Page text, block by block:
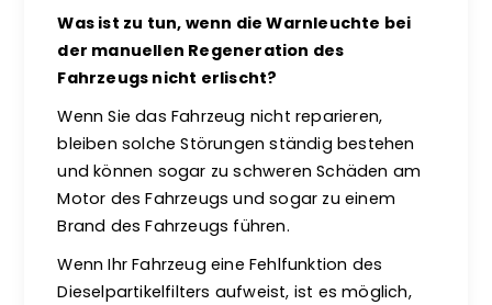
Was ist zu tun, wenn die Warnleuchte bei
der manuellen Regeneration des
Fahrzeugs nicht erlischt?
Wenn Sie das Fahrzeug nicht reparieren,
bleiben solche Störungen ständig bestehen
und können sogar zu schweren Schäden am
Motor des Fahrzeugs und sogar zu einem
Brand des Fahrzeugs führen.
Wenn Ihr Fahrzeug eine Fehlfunktion des
Dieselpartikelfilters aufweist, ist es möglich,